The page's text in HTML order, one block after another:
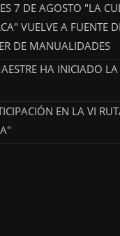
7 DE AGOSTO "LA
VUELVE A FUENTE
DE MANUALIDADES
HA INICIADO
EN LA VI